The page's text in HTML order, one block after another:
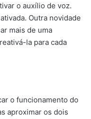
o auxílio de voz.
Outra novidade
mais de uma
la para cada
o funcionamento do
aproximar os dois